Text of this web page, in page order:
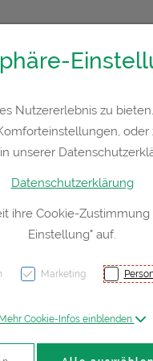
Familie
Nutzererlebnis zu
unserer
Datenschutzerklärung
ihre Cookie-
Einstellung" auf.
Marketing
Mehr Cookie-Infos einblenden